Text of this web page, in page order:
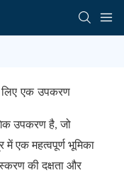
एक उपकरण
उपकरण है, जो
में एक महत्वपूर्ण भूमिका
की दक्षता और